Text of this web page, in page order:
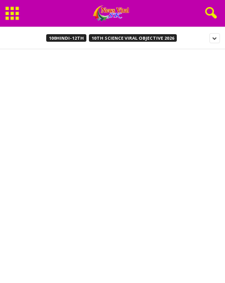
100HINDI-12TH 10TH SCIENCE VIRAL OBJECTIVE 2026